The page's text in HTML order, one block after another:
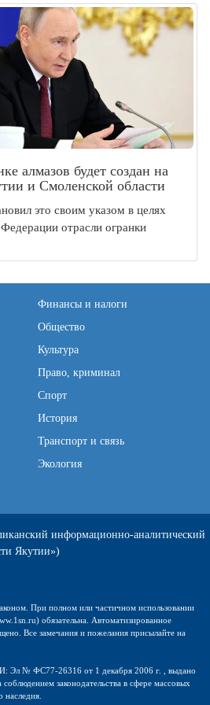
алмазов будет создан на
и Смоленской области
это своим указом в целях
отрасли огранки
Финансы и налоги
Общество
Культура
Право, криминал
Спорт
История
Транспорт и связь
Экология
информационно-аналитический
Якутии»)
При полном или частичном использовании
обязательна. Автоматизированное
Все замечания и пожелания присылайте на
Эл № ФС77-26316 от 1 декабря 2006 г. , выдано
законодательства в сфере массовых